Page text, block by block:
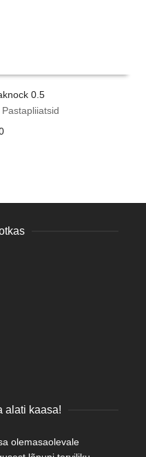
0.5
Pastapliiatsid
alati kaasa!
olemasaolevale